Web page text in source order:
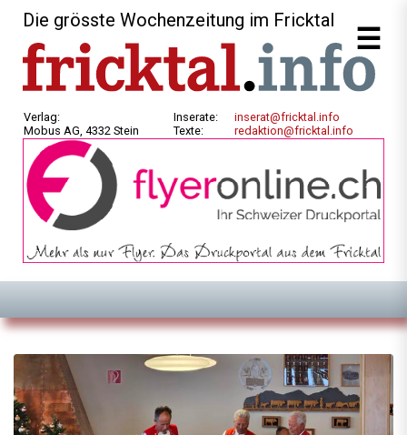
Die grösste Wochenzeitung im Fricktal
Verlag:
Mobus AG, 4332 Stein
Inserate:
Texte:
inserat@fricktal.info
redaktion@fricktal.info